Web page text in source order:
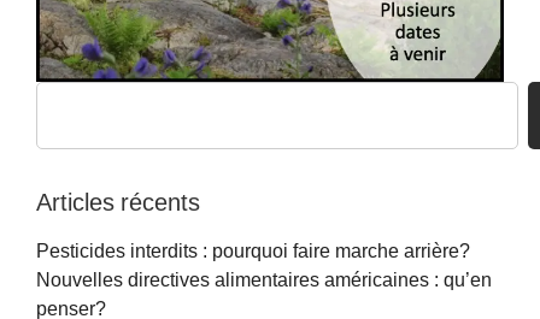
Articles récents
Pesticides interdits : pourquoi faire marche arrière?
Nouvelles directives alimentaires américaines : qu’en
penser?